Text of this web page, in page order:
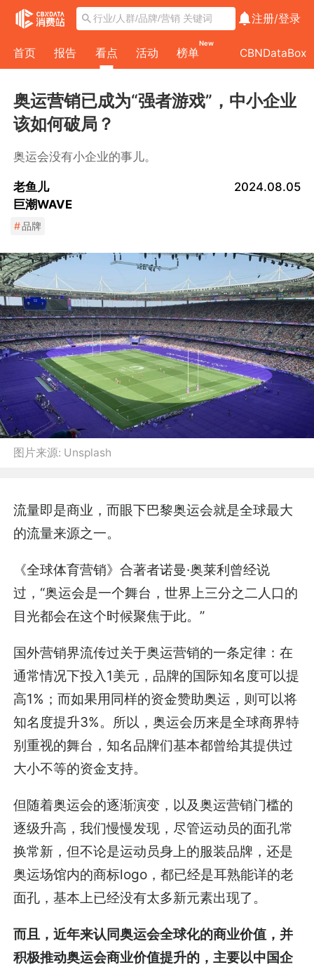
注册/登录
首页 报告 看点 活动 榜单
New
CBNDataBox
奥运营销已成为“强者游戏”，中小企业
该如何破局？
奥运会没有小企业的事儿。
老鱼儿
巨潮WAVE
2024.08.05
#品牌
图片来源: Unsplash
流量即是商业，而眼下巴黎奥运会就是全球最大
的流量来源之一。
《全球体育营销》合著者诺曼·奥莱利曾经说
过，“奥运会是一个舞台，世界上三分之二人口的
目光都会在这个时候聚焦于此。”
国外营销界流传过关于奥运营销的一条定律：在
通常情况下投入1美元，品牌的国际知名度可以提
高1%；而如果用同样的资金赞助奥运，则可以将
知名度提升3%。所以，奥运会历来是全球商界特
别重视的舞台，知名品牌们基本都曾给其提供过
大小不等的资金支持。
但随着奥运会的逐渐演变，以及奥运营销门槛的
逐级升高，我们慢慢发现，尽管运动员的面孔常
换常新，但不论是运动员身上的服装品牌，还是
奥运场馆内的商标logo，都已经是耳熟能详的老
面孔，基本上已经没有太多新元素出现了。
而且，近年来认同奥运会全球化的商业价值，并
积极推动奥运会商业价值提升的，主要以中国企